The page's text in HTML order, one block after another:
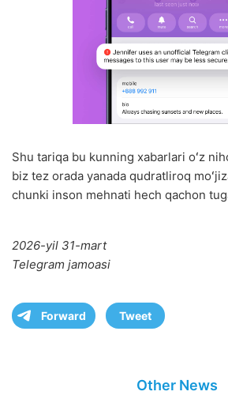
Shu tariqa bu kunning xabarlari oʻz
biz tez orada yanada qudratliroq
chunki inson mehnati hech qachon
2026-yil 31-mart
Telegram jamoasi
Forward Tweet
Other News